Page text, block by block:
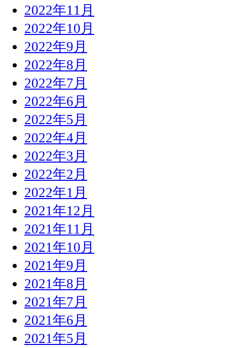
2022年11月
2022年10月
2022年9月
2022年8月
2022年7月
2022年6月
2022年5月
2022年4月
2022年3月
2022年2月
2022年1月
2021年12月
2021年11月
2021年10月
2021年9月
2021年8月
2021年7月
2021年6月
2021年5月